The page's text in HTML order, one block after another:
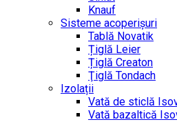
Knauf
Sisteme acoperișuri
Tablă Novatik
Țiglă Leier
Țiglă Creaton
Ţiglă Tondach
Izolații
Vată de sticlă
Vată bazaltică